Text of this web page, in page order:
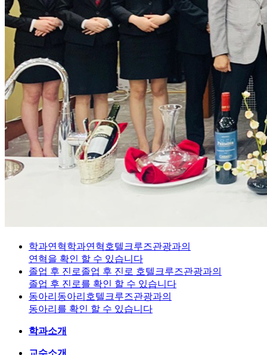
학과연혁학과연혁호텔크루즈관광과의
연혁을 확인 할 수 있습니다
졸업 후 진로졸업 후 진로 호텔크루즈관광과의
졸업 후 진로를 확인 할 수 있습니다
동아리 동아리 호텔크루즈관광과의
동아리를 확인 할 수 있습니다
학과소개
교수소개